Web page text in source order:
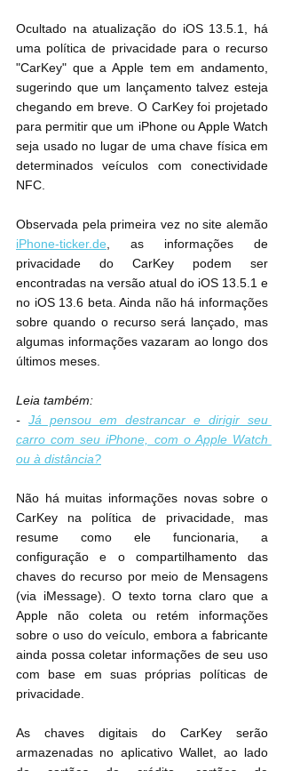
Ocultado na atualização do iOS 13.5.1, há
uma política de privacidade para o recurso
"CarKey" que a Apple tem em andamento,
sugerindo que um lançamento talvez esteja
chegando em breve. O CarKey foi projetado
para permitir que um iPhone ou Apple Watch
seja usado no lugar de uma chave física em
determinados veículos com conectividade
NFC.
iPhone-ticker.de , as informações de
privacidade do CarKey podem ser
encontradas na versão atual do iOS 13.5.1 e
no iOS 13.6 beta. Ainda não há informações
sobre quando o recurso será lançado, mas
algumas informações vazaram ao longo dos
últimos meses.
Leia também:
- Já pensou em destrancar e dirigir seu
carro com seu iPhone, com o Apple Watch
ou à distância?
Não há muitas informações novas sobre o
CarKey na política de privacidade, mas
resume como ele funcionaria, a
configuração e o compartilhamento das
chaves do recurso por meio de Mensagens
(via iMessage). O texto torna claro que a
Apple não coleta ou retém informações
sobre o uso do veículo, embora a fabricante
ainda possa coletar informações de seu uso
com base em suas próprias políticas de
privacidade.
As chaves digitais do CarKey serão
armazenadas no aplicativo Wallet, ao lado